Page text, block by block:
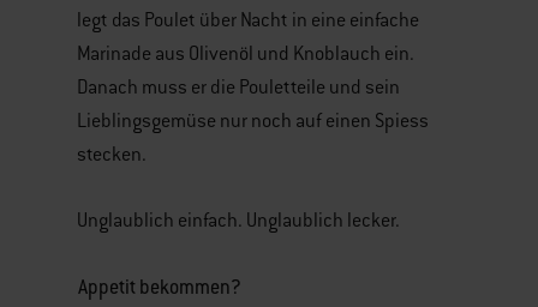
legt das Poulet über Nacht in eine einfache
Marinade aus Olivenöl und Knoblauch ein.
Danach muss er die Pouletteile und sein
Lieblingsgemüse nur noch auf einen Spiess
stecken.
Unglaublich einfach. Unglaublich lecker.
Appetit bekommen?